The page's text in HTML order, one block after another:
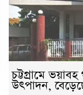
চট্টগ্রামে
উৎপাদন,